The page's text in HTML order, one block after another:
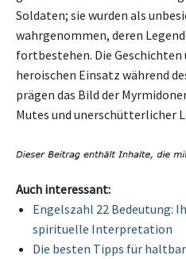
Soldaten; sie wurden als
wahrgenommen, deren
fortbestehen. Die Geschichten
heroischen Einsatz während
prägen das Bild der
Mutes und unerschütterlicher
Auch interessant:
Engelszahl 22 Bedeutung:
spirituelle Interpretation
Die besten Tipps für